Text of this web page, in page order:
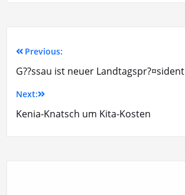
Previous:
G??ssau ist neuer Landtagspr?¤sident
Next:
Kenia-Knatsch um Kita-Kosten